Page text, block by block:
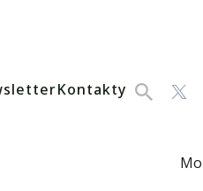
Kontakty